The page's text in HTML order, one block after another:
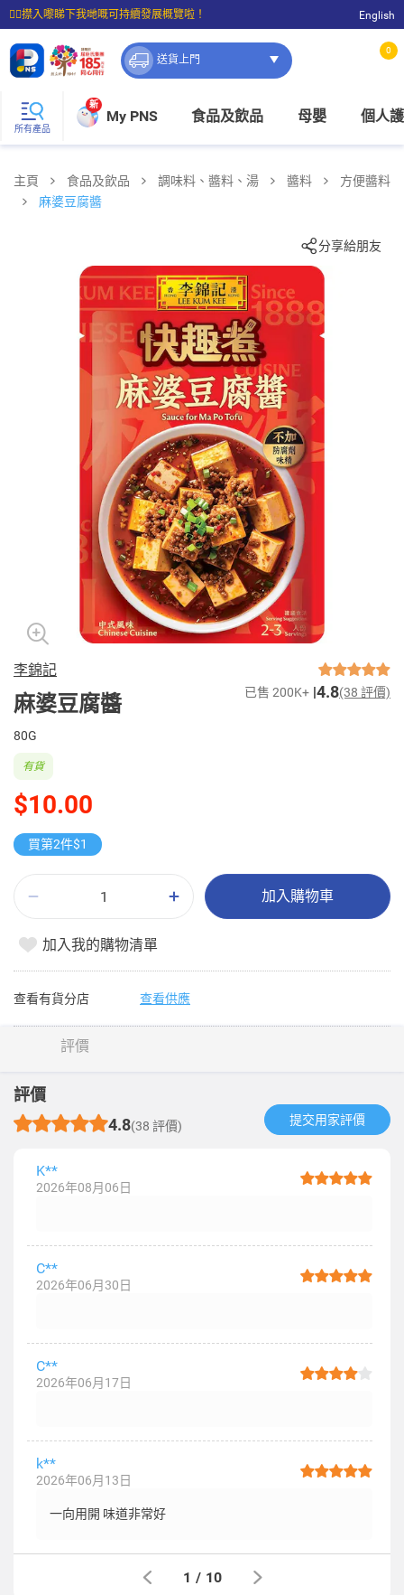
☝🏼㩒入嚟睇下我哋嘅可持續發展概覽啦！
⭐購物滿$399即享免費送貨；滿$100即可免費店取。
English
送貨上門
0
所有產品
新
My PNS 食品及飲品 母嬰 個人
主頁 食品及飲品 調味料、醬料、湯 醬料
方便醬料
麻婆豆腐醬
分享給朋友
李錦記
麻婆豆腐醬 已售 200K+ 4.8(38 評價)
80G
$10.00
有貨
買第2件$1
加入購物車
加入我的購物清單
查看有貨分店 查看供應
評價
評價
4.8(38 評價) 提交用家評價​
K**
2026年08月06日
C**
2026年06月30日
C**
2026年06月17日
k**
2026年06月13日
一向用開 味道非常好
1 / 10